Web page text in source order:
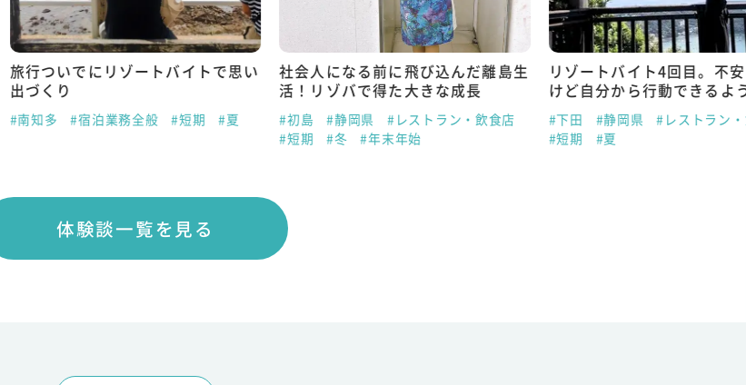
旅行ついでにリゾートバイトで思い
出づくり
#南知多 #宿泊業務全般 #短期 #夏
社会人になる前に飛び込んだ離島生
活！リゾバで得た大きな成長
#初島 #静岡県
#レストラン・飲食店
#短期
#冬 #年末年始
リゾートバイト4回目。不
けど自分から行動できるよ
#下田 #静岡県
#レストラン
#短期
#夏
体験談一覧を見る